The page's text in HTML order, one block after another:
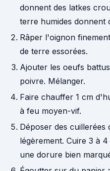
donnent des latkes
terre humides donnent
Râper l'oignon
de terre essorées.
Ajouter les oeufs
poivre. Mélanger.
Faire chauffer 1 cm
à feu moyen-vif.
Déposer des
légèrement. Cuire 3 à
une dorure bien